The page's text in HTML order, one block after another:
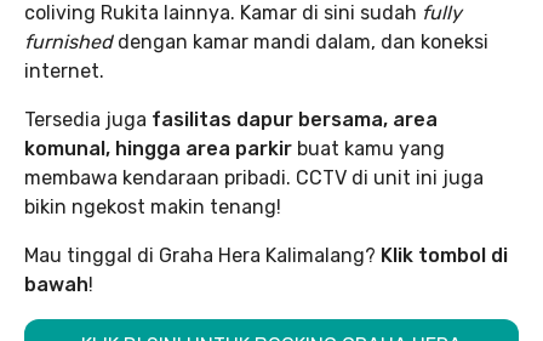
coliving Rukita lainnya. Kamar di sini sudah fully
furnisheddengan kamar mandi dalam, dan koneksi
internet.
Tersedia juga fasilitas dapur bersama, area
komunal, hingga area parkir buat kamu yang
membawa kendaraan pribadi. CCTV di unit ini juga
bikin ngekost makin tenang!
Mau tinggal di Graha Hera Kalimalang? Klik tombol di
bawah!